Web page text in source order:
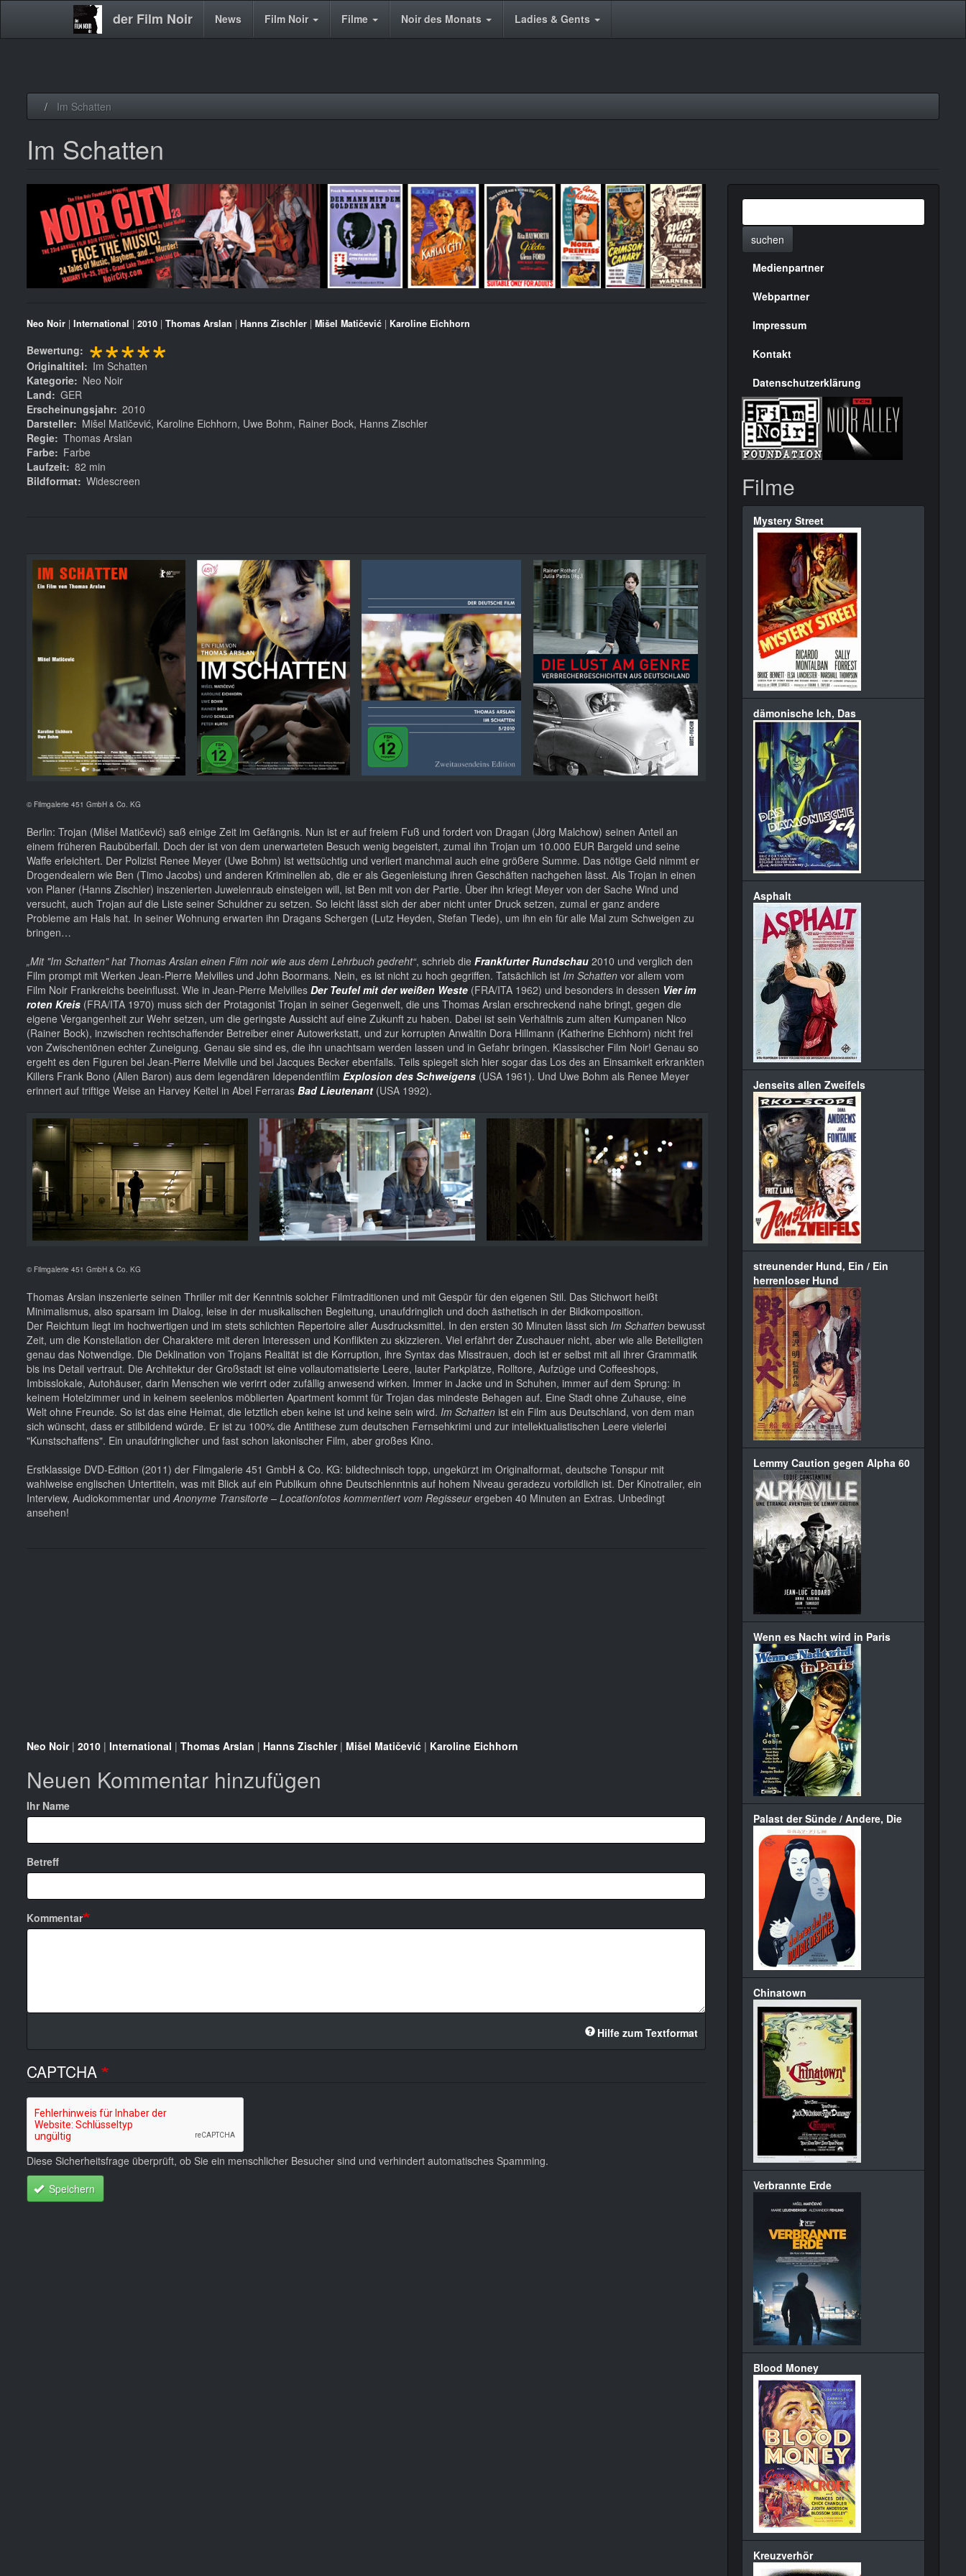
der Film Noir
Main News Film Noir Filme Noir des Monats Ladies & Gents
Im Schatten
Im Schatten
Neo Noir | International | 2010 | Thomas Arslan | Hanns Zischler | Mišel Matičević | Karoline Eichhorn
Bewertung *****
Originaltitel
Im Schatten
Kategorie
Neo Noir
Land
GER
Erscheinungsjahr 2010
Darsteller
Mišel Matičević, Karoline Eichhorn, Uwe Bohm, Rainer Bock, Hanns Zischler
Regie Thomas Arslan
Farbe
Farbe
Laufzeit 82 min
Bildformat Widescreen
© Filmgalerie 451 GmbH & Co. KG
Berlin: Trojan (Mišel Matičević) saß einige Zeit im Gefängnis. Nun ist er auf freiem Fuß und fordert von Dragan (Jörg Malchow) seinen Anteil an
einem früheren Raubüberfall. Doch der ist von dem unerwarteten Besuch wenig begeistert, zumal ihn Trojan um 10.000 EUR Bargeld und seine
Waffe erleichtert. Der Polizist Renee Meyer (Uwe Bohm) ist wettsüchtig und verliert manchmal auch eine größere Summe. Das nötige Geld nimmt er
Drogendealern wie Ben (Timo Jacobs) und anderen Kriminellen ab, die er als Gegenleistung ihren Geschäften nachgehen lässt. Als Trojan in einen
von Planer (Hanns Zischler) inszenierten Juwelenraub einsteigen will, ist Ben mit von der Partie. Über ihn kriegt Meyer von der Sache Wind und
versucht, auch Trojan auf die Liste seiner Schuldner zu setzen. So leicht lässt sich der aber nicht unter Druck setzen, zumal er ganz andere
Probleme am Hals hat. In seiner Wohnung erwarten ihn Dragans Schergen (Lutz Heyden, Stefan Tiede), um ihn ein für alle Mal zum Schweigen zu
bringen…
„Mit "Im Schatten" hat Thomas Arslan einen Film noir wie aus dem Lehrbuch gedreht“, schrieb die Frankfurter Rundschau 2010 und verglich den
Film prompt mit Werken Jean-Pierre Melvilles und John Boormans. Nein, es ist nicht zu hoch gegriffen. Tatsächlich ist Im Schatten vor allem vom
Film Noir Frankreichs beeinflusst. Wie in Jean-Pierre Melvilles Der Teufel mit der weißen Weste (FRA/ITA 1962) und besonders in dessen Vier im
roten Kreis (FRA/ITA 1970) muss sich der Protagonist Trojan in seiner Gegenwelt, die uns Thomas Arslan erschreckend nahe bringt, gegen die
eigene Vergangenheit zur Wehr setzen, um die geringste Aussicht auf eine Zukunft zu haben. Dabei ist sein Verhältnis zum alten Kumpanen Nico
(Rainer Bock), inzwischen rechtschaffender Betreiber einer Autowerkstatt, und zur korrupten Anwältin Dora Hillmann (Katherine Eichhorn) nicht frei
von Zwischentönen echter Zuneigung. Genau sie sind es, die ihn unachtsam werden lassen und in Gefahr bringen. Klassischer Film Noir! Genau so
ergeht es den Figuren bei Jean-Pierre Melville und bei Jacques Becker ebenfalls. Teils spiegelt sich hier sogar das Los des an Einsamkeit erkrankten
Killers Frank Bono (Allen Baron) aus dem legendären Idependentfilm Explosion des Schweigens (USA 1961). Und Uwe Bohm als Renee Meyer
erinnert auf triftige Weise an Harvey Keitel in Abel Ferraras Bad Lieutenant (USA 1992).
© Filmgalerie 451 GmbH & Co. KG
Thomas Arslan inszenierte seinen Thriller mit der Kenntnis solcher Filmtraditionen und mit Gespür für den eigenen Stil. Das Stichwort heißt
Minimalismus, also sparsam im Dialog, leise in der musikalischen Begleitung, unaufdringlich und doch ästhetisch in der Bildkomposition.
Der Reichtum liegt im hochwertigen und im stets schlichten Repertoire aller Ausdrucksmittel. In den ersten 30 Minuten lässt sich Im Schatten bewusst
Zeit, um die Konstellation der Charaktere mit deren Interessen und Konflikten zu skizzieren. Viel erfährt der Zuschauer nicht, aber wie alle Beteiligten
genau das Notwendige. Die Deklination von Trojans Realität ist die Korruption, ihre Syntax das Misstrauen, doch ist er selbst mit all ihrer Grammatik
bis ins Detail vertraut. Die Architektur der Großstadt ist eine vollautomatisierte Leere, lauter Parkplätze, Rolltore, Aufzüge und Coffeeshops,
Imbisslokale, Autohäuser, darin Menschen wie verirrt oder zufällig anwesend wirken. Immer in Jacke und in Schuhen, immer auf dem Sprung: in
keinem Hotelzimmer und in keinem seelenlos möblierten Apartment kommt für Trojan das mindeste Behagen auf. Eine Stadt ohne Zuhause, eine
Welt ohne Freunde. So ist das eine Heimat, die letztlich eben keine ist und keine sein wird. Im Schatten ist ein Film aus Deutschland, von dem man
sich wünscht, dass er stilbildend würde. Er ist zu 100% die Antithese zum deutschen Fernsehkrimi und zur intellektualistischen Leere vielerlei
"Kunstschaffens". Ein unaufdringlicher und fast schon lakonischer Film, aber großes Kino.
Erstklassige DVD-Edition (2011) der Filmgalerie 451 GmbH & Co. KG: bildtechnisch topp, ungekürzt im Originalformat, deutsche Tonspur mit
wahlweise englischen Untertiteln, was mit Blick auf ein Publikum ohne Deutschlenntnis auf hohem Niveau geradezu vorbildlich ist. Der Kinotrailer, ein
Interview, Audiokommentar und Anonyme Transitorte – Locationfotos kommentiert vom Regisseurergeben 40 Minuten an Extras. Unbedingt
ansehen!
Neo Noir| 2010 | International | Thomas Arslan | Hanns Zischler| Mišel Matičević | Karoline Eichhorn
Neuen Kommentar hinzufügen
Ihr Name
Betreff
Kommentar
Hilfe zum Textformat
CAPTCHA
Diese Sicherheitsfrage überprüft, ob Sie ein menschlicher Besucher sind und verhindert automatisches Spamming.
Speichern
suchen
Menülinks
rechte
Seite
Medienpartner
Webpartner
Impressum
Kontakt
Datenschutzerklärung
Filme
Mystery Street
dämonische Ich, Das
Asphalt
Jenseits allen Zweifels
streunender Hund, Ein / Ein
herrenloser Hund
Lemmy Caution gegen Alpha 60
Wenn es Nacht wird in Paris
Palast der Sünde / Andere, Die
Chinatown
Verbrannte Erde
Blood Money
Kreuzverhör